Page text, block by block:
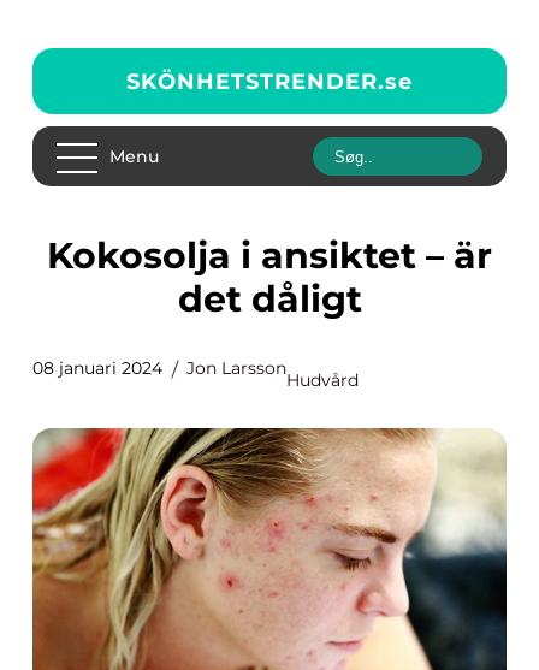
SKÖNHETSTRENDER.se
Menu
Kokosolja i ansiktet – är
det dåligt
08 januari 2024 Jon Larsson
Hudvård